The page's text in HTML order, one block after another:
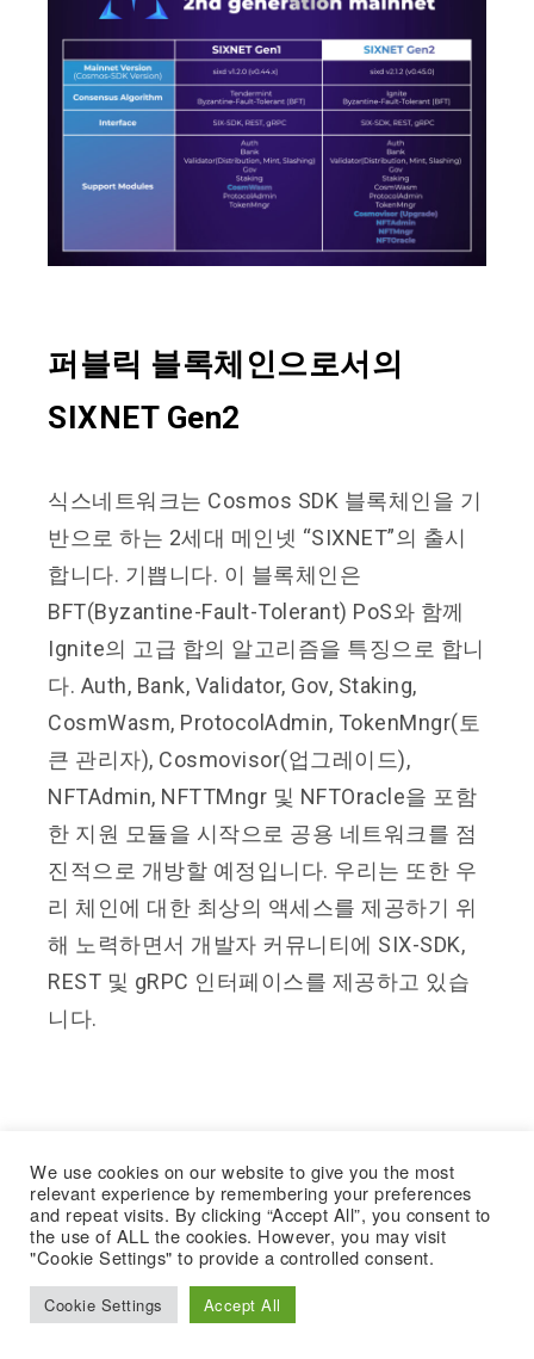
퍼블릭 블록체인으로서의
SIXNET Gen2
식스네트워크는 Cosmos SDK 블록체인을 기
반으로 하는 2세대 메인넷 “SIXNET”의 출시
합니다. 기쁩니다. 이 블록체인은
BFT(Byzantine-Fault-Tolerant) PoS와 함께
Ignite의 고급 합의 알고리즘을 특징으로 합니
다. Auth, Bank, Validator, Gov, Staking,
CosmWasm, ProtocolAdmin, TokenMngr(토
큰 관리자), Cosmovisor(업그레이드),
NFTAdmin, NFTTMngr 및 NFTOracle을 포함
한 지원 모듈을 시작으로 공용 네트워크를 점
진적으로 개방할 예정입니다. 우리는 또한 우
리 체인에 대한 최상의 액세스를 제공하기 위
해 노력하면서 개발자 커뮤니티에 SIX-SDK,
REST 및 gRPC 인터페이스를 제공하고 있습
니다.
Follow for more details :
https://linktr.ee/Sixnetwork
Join Discord
https://discord.gg/sixnetwork
We use cookies on our website to give you the most
relevant experience by remembering your preferences
and repeat visits. By clicking “Accept All”, you consent to
the use of ALL the cookies. However, you may visit
"Cookie Settings" to provide a controlled consent.
Cookie Settings Accept All